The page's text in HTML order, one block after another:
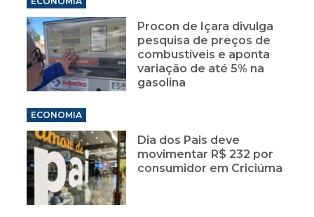
Procon de Içara divulga
pesquisa de preços de
combustíveis e aponta
variação de até 5% na
gasolina
ECONOMIA
Dia dos Pais deve
movimentar R$ 232 por
consumidor em Criciúma